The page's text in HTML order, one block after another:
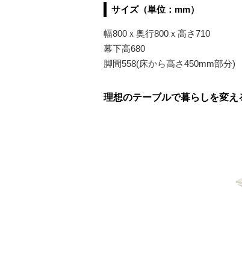
サイズ（単位：mm）
幅800ｘ奥行800ｘ高さ710
幕下高680
脚間558(床から高さ450mm部分)
理想のテーブルで暮らしを変